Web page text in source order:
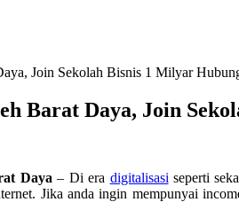
Join Sekolah Bisnis 1 Milyar
Barat Daya, Join
Daya – Di era digitalisasi seperti
Jika anda ingin mempunyai